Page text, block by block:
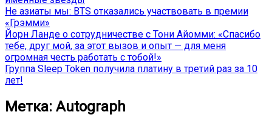
Не азиаты мы: BTS отказались участвовать в премии
«Грэмми»
Йорн Ланде о сотрудничестве с Тони Айомми: «Спасибо
тебе, друг мой, за этот вызов и опыт — для меня
огромная честь работать с тобой!»
Группа Sleep Token получила платину в третий раз за 10
лет!
Метка: Autograph